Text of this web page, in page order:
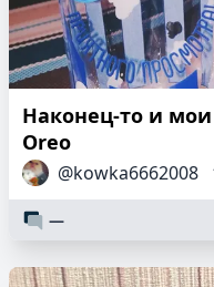
Наконец-то и
Oreo
@kowka6662008
—